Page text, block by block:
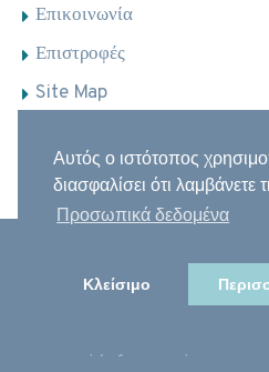
Αυτός ο ιστότοπος
διασφαλίσει ότι λαμβάνετε
Προσωπικά δεδομένα
Κλείσιμο
Επικοινωνία
Επιστροφές
Site Map
Φαρμακεία